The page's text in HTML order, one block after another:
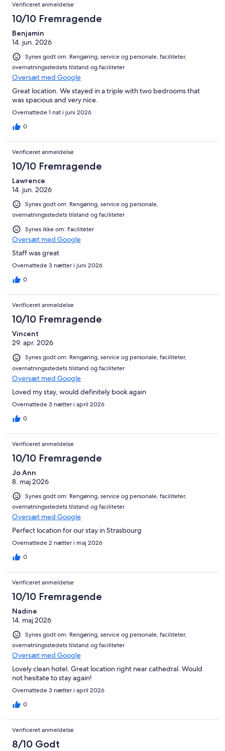
Verificeret anmeldelse
10/10 Fremragende
Benjamin
14. jun. 2026
Synes godt om: Rengøring, service og personale, faciliteter,
overnatningsstedets tilstand og faciliteter
Oversæt med Google
Great location. We stayed in a triple with two bedrooms that
was spacious and very nice.
Overnattede 1 nat i juni 2026
0
Verificeret anmeldelse
10/10 Fremragende
Lawrence
14. jun. 2026
Synes godt om: Rengøring, service og personale,
overnatningsstedets tilstand og faciliteter
Synes ikke om: Faciliteter
Oversæt med Google
Staff was great
Overnattede 3 nætter i juni 2026
0
Verificeret anmeldelse
10/10 Fremragende
Vincent
29. apr. 2026
Synes godt om: Rengøring, service og personale, faciliteter,
overnatningsstedets tilstand og faciliteter
Oversæt med Google
Loved my stay, would definitely book again
Overnattede 3 nætter i april 2026
0
Verificeret anmeldelse
10/10 Fremragende
Jo Ann
8. maj 2026
Synes godt om: Rengøring, service og personale, faciliteter,
overnatningsstedets tilstand og faciliteter
Oversæt med Google
Perfect location for our stay in Strasbourg
Overnattede 2 nætter i maj 2026
0
Verificeret anmeldelse
10/10 Fremragende
Nadine
14. maj 2026
Synes godt om: Rengøring, service og personale, faciliteter,
overnatningsstedets tilstand og faciliteter
Oversæt med Google
Lovely clean hotel. Great location right near cathedral. Would
not hesitate to stay again!
Overnattede 3 nætter i april 2026
0
Verificeret anmeldelse
8/10 Godt